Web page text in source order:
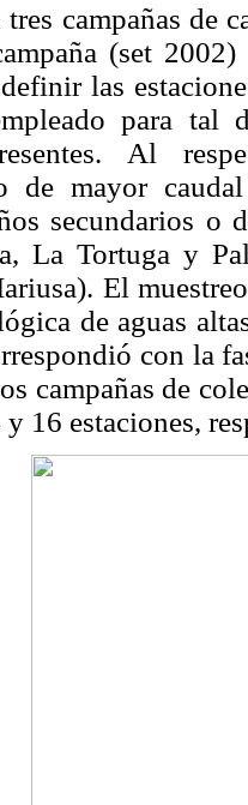
tres campañas de
(set
las
para tal
Al
de mayor
secundarios o
La Tortuga y
El
de aguas
con la
campañas de
16 estaciones,